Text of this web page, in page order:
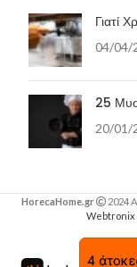
Γιατί
04/04/
25
20/01/
HorecaHome.gr
2024
Webtronix